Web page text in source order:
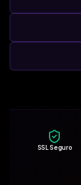
SSL Seguro